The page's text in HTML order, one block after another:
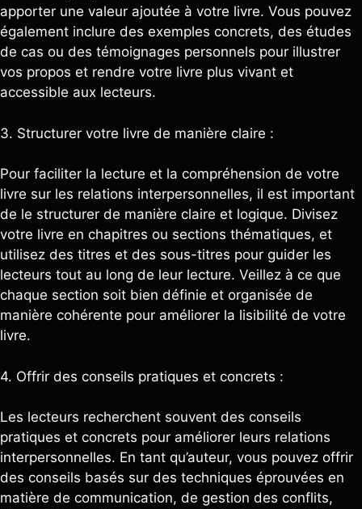
apporter une valeur ajoutée à votre livre. Vous pouvez
également inclure des exemples concrets, des études
de cas ou des témoignages personnels pour illustrer
vos propos et rendre votre livre plus vivant et
accessible aux lecteurs.
3. Structurer votre livre de manière claire :
Pour faciliter la lecture et la compréhension de votre
livre sur les relations interpersonnelles, il est important
de le structurer de manière claire et logique. Divisez
votre livre en chapitres ou sections thématiques, et
utilisez des titres et des sous-titres pour guider les
lecteurs tout au long de leur lecture. Veillez à ce que
chaque section soit bien définie et organisée de
manière cohérente pour améliorer la lisibilité de votre
livre.
4. Offrir des conseils pratiques et concrets :
Les lecteurs recherchent souvent des conseils
pratiques et concrets pour améliorer leurs relations
interpersonnelles. En tant qu’auteur, vous pouvez offrir
des conseils basés sur des techniques éprouvées en
matière de communication, de gestion des conflits,